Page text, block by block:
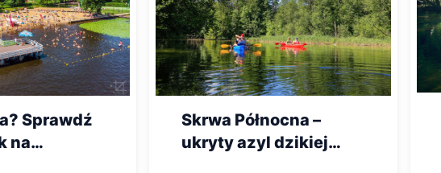
Sprawdź
na
Skrwa Północna –
ukryty azyl dzikiej